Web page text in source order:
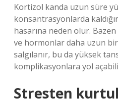
Kortizol kanda uzun süre
konsantrasyonlarda
hasarına neden olur.
ve hormonlar daha uzun
salgılanır, bu da yüksek
komplikasyonlara yol
Stresten